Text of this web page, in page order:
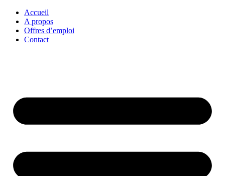
Accueil
A propos
Offres d’emploi
Contact